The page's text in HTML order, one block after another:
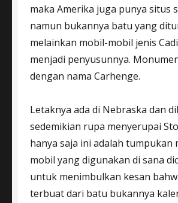
maka Amerika juga punya situs
namun bukannya batu yang
melainkan mobil-mobil jenis
menjadi penyusunnya.
dengan nama Carhenge.
Letaknya ada di Nebraska dan
sedemikian rupa menyerupai
hanya saja ini adalah tumpukan
mobil yang digunakan di sana
untuk menimbulkan kesan
terbuat dari batu bukannya